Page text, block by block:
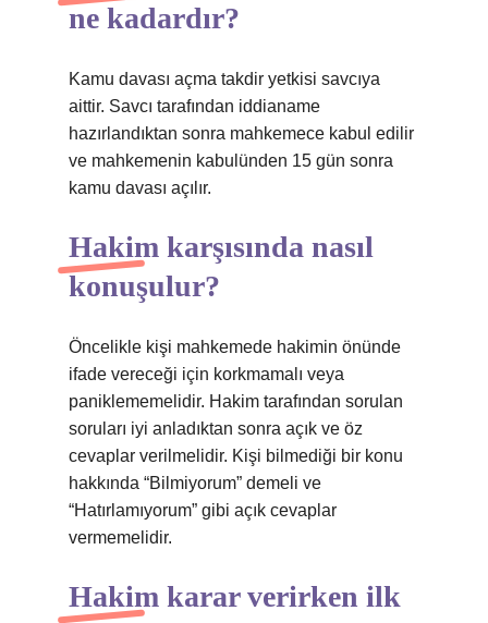
ne kadardır?
Kamu davası açma takdir yetkisi savcıya
aittir. Savcı tarafından iddianame
hazırlandıktan sonra mahkemece kabul edilir
ve mahkemenin kabulünden 15 gün sonra
kamu davası açılır.
Hakim karşısında nasıl
konuşulur?
Öncelikle kişi mahkemede hakimin önünde
ifade vereceği için korkmamalı veya
paniklememelidir. Hakim tarafından sorulan
soruları iyi anladıktan sonra açık ve öz
cevaplar verilmelidir. Kişi bilmediği bir konu
hakkında “Bilmiyorum” demeli ve
“Hatırlamıyorum” gibi açık cevaplar
vermemelidir.
Hakim karar verirken ilk